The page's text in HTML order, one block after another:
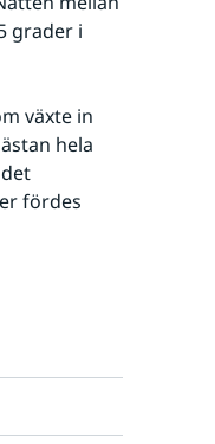
grader i
växte in
hela
fördes